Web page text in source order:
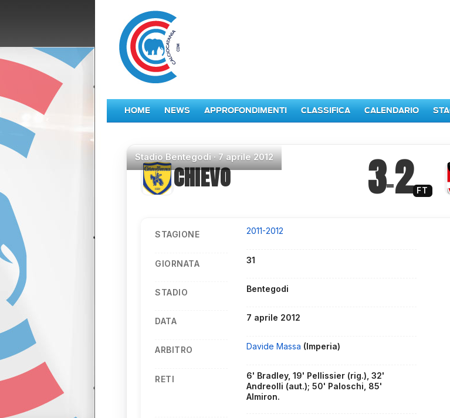
HOME NEWS APPROFONDIMENTI CLASSIFICA CALENDARIO
StadioBentegodi ·7 aprile 2012
CHIEVO 3–2 FT
STAGIONE 2011-2012
GIORNATA 31
STADIO Bentegodi
DATA 7 aprile 2012
ARBITRO Davide Massa (Imperia)
RETI
6' Bradley, 19' Pellissier (rig.), 32'
Andreolli (aut.); 50' Paloschi, 85'
Almiron.